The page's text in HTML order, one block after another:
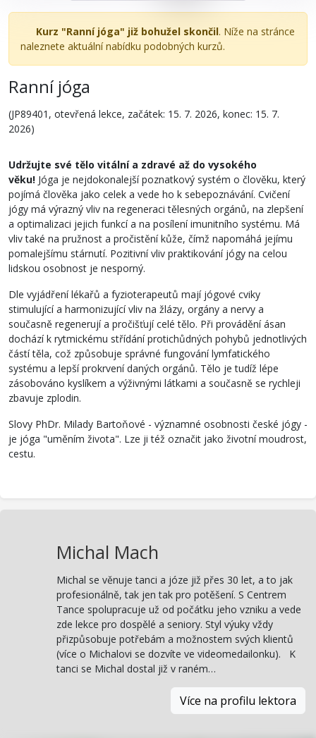
Kurz "Ranní jóga" již bohužel skončil. Níže na stránce
naleznete aktuální nabídku podobných kurzů.
Ranní jóga
(JP89401, otevřená lekce, začátek: 15. 7. 2026, konec: 15. 7.
2026)
Udržujte své tělo vitální a zdravé až do vysokého
věku! Jóga je nejdokonalejší poznatkový systém o člověku, který
pojímá člověka jako celek a vede ho k sebepoznávání. Cvičení
jógy má výrazný vliv na regeneraci tělesných orgánů, na zlepšení
a optimalizaci jejich funkcí a na posílení imunitního systému. Má
vliv také na pružnost a pročistění kůže, čímž napomáhá jejímu
pomalejšímu stárnutí. Pozitivní vliv praktikování jógy na celou
lidskou osobnost je nesporný.
Dle vyjádření lékařů a fyzioterapeutů mají jógové cviky
stimulující a harmonizující vliv na žlázy, orgány a nervy a
současně regenerují a pročišťují celé tělo. Při provádění ásan
dochází k rytmickému střídání protichůdných pohybů jednotlivých
částí těla, což způsobuje správné fungování lymfatického
systému a lepší prokrvení daných orgánů. Tělo je tudíž lépe
zásobováno kyslíkem a výživnými látkami a současně se rychleji
zbavuje zplodin.
Slovy PhDr. Milady Bartoňové - významné osobnosti české jógy -
je jóga "uměním života". Lze ji též označit jako životní moudrost,
cestu.
Michal Mach
Michal se věnuje tanci a józe již přes 30 let, a to jak
profesionálně, tak jen tak pro potěšení. S Centrem
Tance spolupracuje už od počátku jeho vzniku a vede
zde lekce pro dospělé a seniory. Styl výuky vždy
přizpůsobuje potřebám a možnostem svých klientů
(více o Michalovi se dozvíte ve videomedailonku). K
tanci se Michal dostal již v raném…
Více na profilu lektora